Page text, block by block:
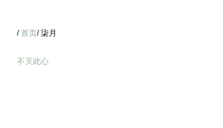
/首页/ 柒月
不灭此心